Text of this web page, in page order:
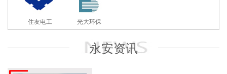
住友电工 光大环保
永安资讯